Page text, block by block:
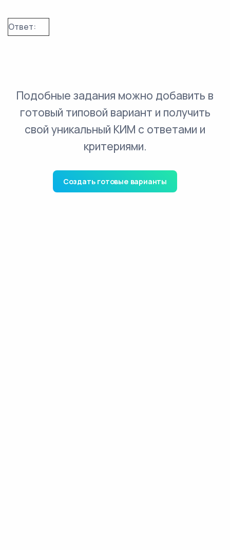
Ответ:
Подобные задания можно добавить в
готовый типовой вариант и получить
свой уникальный КИМ с ответами и
критериями.
Создать готовые варианты